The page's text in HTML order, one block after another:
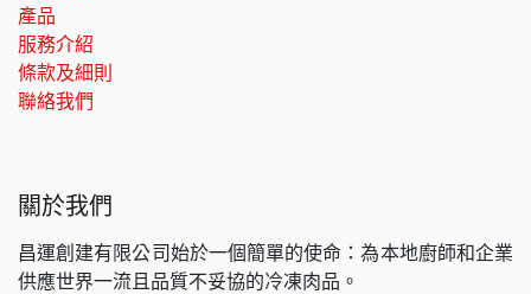
產品
服務介紹
條款及細則
聯絡我們
關於我們
昌運創建有限公司始於一個簡單的使命：為本地廚師和企業
供應世界一流且品質不妥協的冷凍肉品。